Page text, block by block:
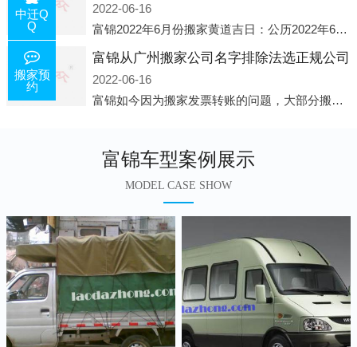
2022-06-16
富锦2022年6月份搬家黄道吉日：公历2022年6月1日 农历五月初三 星期三 冲兔(己卯)公历2022年6月4日 农历五月初六 星期六 冲马(壬午)公历2022年6月8日 农历五月初十 星期三 冲狗(丙
富锦从广州搬家公司名字排除法选正规公司
2022-06-16
富锦如今因为搬家发票转账的问题，大部分搬家公司都已经注册了营业执照，早5年前基本上所谓的搬家公司都是无注册状态也就是无照营业，由于企业注册量大增所以各种企业信息展示平台如雨后春笋般遍地开花，如：天眼查，企
富锦车型案例展示
MODEL CASE SHOW
中迁Q
Q
搬家预
约